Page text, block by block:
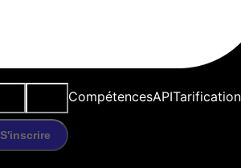
CompétencesAPITarification
S'inscrire